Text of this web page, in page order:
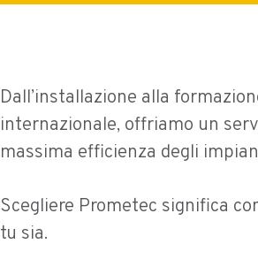
Dall’installazione alla
internazionale, offriamo un
massima efficienza degli
Scegliere Prometec significa
tu sia.